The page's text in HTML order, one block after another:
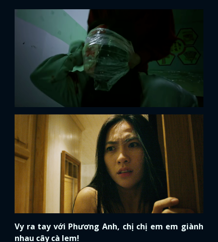
Vy ra tay với Phương Anh, chị chị em em giành
nhau cây cà lem!